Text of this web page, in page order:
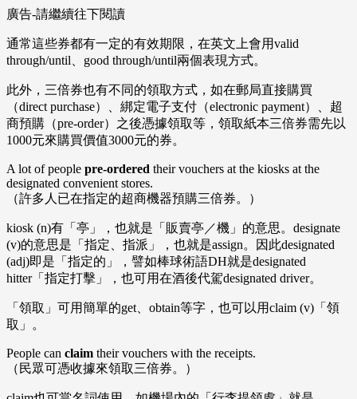
廣告-請繼續往下閱讀
通常這些券都有一定的有效期限，在英文上會用valid
through/until、good through/until兩個表現方式。
此外，三倍券也有不同的領取方式，如在郵局直接購買
（direct purchase）、綁定電子支付（electronic payment）、超
商預購（pre-order）之後憑據領取等，領取紙本三倍券需先以
1000元來購買價值3000元的券。
A lot of people pre-ordered their vouchers at the kiosks at the
designated convenient stores.
（許多人已在指定的超商機器預購三倍券。）
kiosk (n)有「亭」，也就是「販賣亭／機」的意思。designate
(v)的意思是「指定、指派」，也就是assign。因此designated
(adj)即是「指定的」，譬如棒球術語DH就是designated
hitter「指定打擊」，也可用在酒後代駕designated driver。
「領取」可用簡單的get、obtain等字，也可以用claim (v)「領
取」。
People can claim their vouchers with the receipts.
（民眾可憑收據來領取三倍券。）